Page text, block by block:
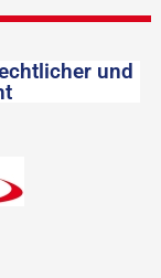
und